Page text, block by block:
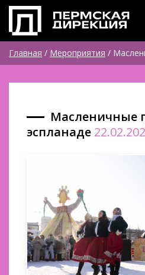
Главная / Мероприятия /
Масленичные
эспланаде